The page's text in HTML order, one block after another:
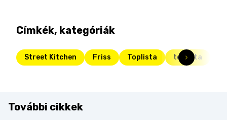
Címkék, kategóriák
Street Kitchen Friss Toplista toplista
További cikkek